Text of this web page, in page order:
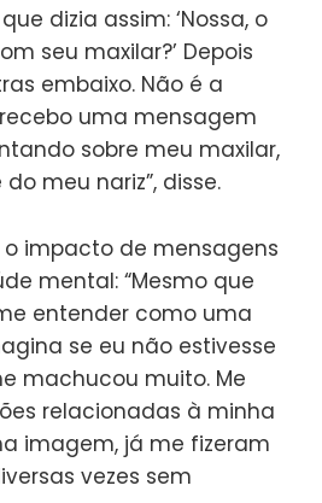
dizia assim: ‘Nossa, o
seu maxilar?’ Depois
embaixo. Não é a
uma mensagem
sobre meu maxilar,
meu nariz”, disse.
impacto de mensagens
mental: “Mesmo que
entender como uma
se eu não estivesse
machucou muito. Me
relacionadas à minha
imagem, já me fizeram
vezes sem